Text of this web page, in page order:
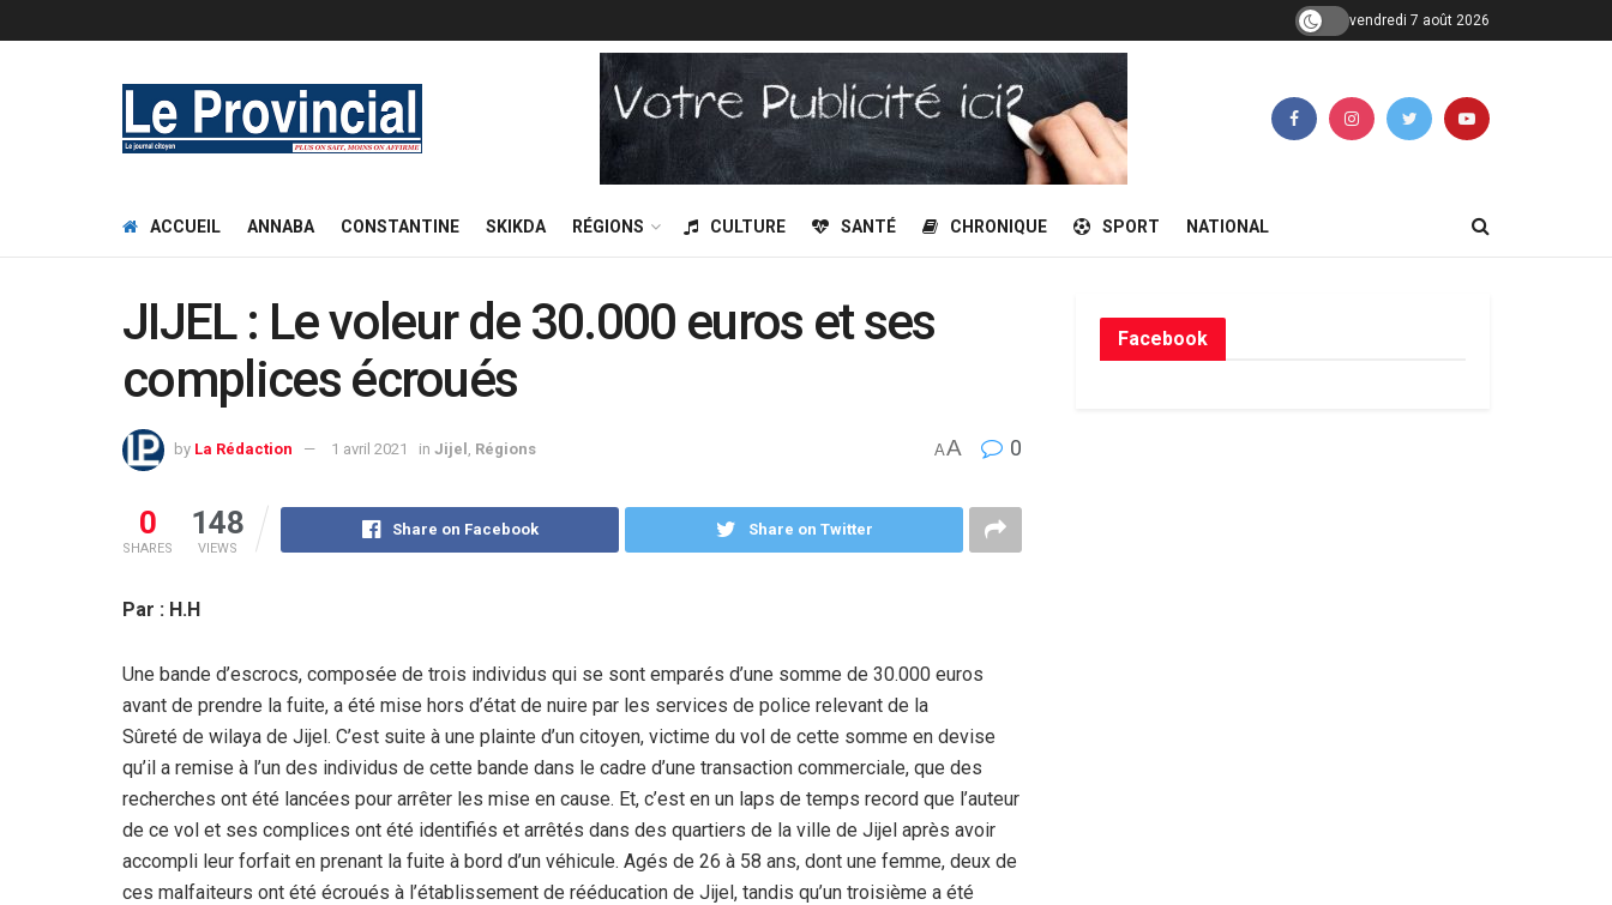
vendredi 7 août 2026
ACCUEIL ANNABA CONSTANTINE SKIKDA RÉGIONS CULTURE SANTÉ CHRONIQUE SPORT NATIONAL
JIJEL : Le voleur de 30.000 euros et ses
complices écroués
by La Rédaction 1 avril 2021 in Jijel Régions AA 0
0
SHARES
148
VIEWS
Share on Facebook Share on Twitter
Par : H.H
Une bande d’escrocs, composée de trois individus qui se sont emparés d’une somme de 30.000 euros
avant de prendre la fuite, a été mise hors d’état de nuire par les services de police relevant de la
Sûreté de wilaya de Jijel. C’est suite à une plainte d’un citoyen, victime du vol de cette somme en devise
qu’il a remise à l’un des individus de cette bande dans le cadre d’une transaction commerciale, que des
recherches ont été lancées pour arrêter les mise en cause. Et, c’est en un laps de temps record que l’auteur
de ce vol et ses complices ont été identifiés et arrêtés dans des quartiers de la ville de Jijel après avoir
accompli leur forfait en prenant la fuite à bord d’un véhicule. Agés de 26 à 58 ans, dont une femme, deux de
ces malfaiteurs ont été écroués à l’établissement de rééducation de Jijel, tandis qu’un troisième a été
Facebook